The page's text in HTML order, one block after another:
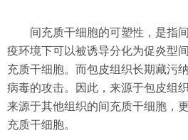
间充质干细胞的可塑性，是指
疫环境下可以被诱导分化为促炎型
充质干细胞。而包皮组织长期藏污
病毒的攻击。因此，来源于包皮组
来源于其他组织的间充质干细胞，
充质干细胞。